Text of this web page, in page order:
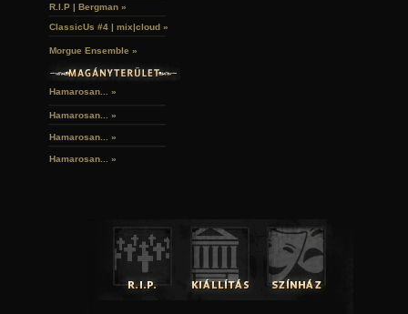
R.I.P | Bergman »
ClassicUs #4 | mix|cloud »
Morgue Ensemble »
Hamarosan... »
Hamarosan... »
Hamarosan... »
Hamarosan... »